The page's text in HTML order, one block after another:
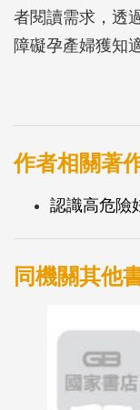
者閱讀需求，透
障礙孕產婦獲知
作者相關著
認識高危險
同機關其他